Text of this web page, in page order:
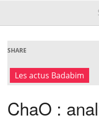
SHARE
Les actus Badabim
ChaO :